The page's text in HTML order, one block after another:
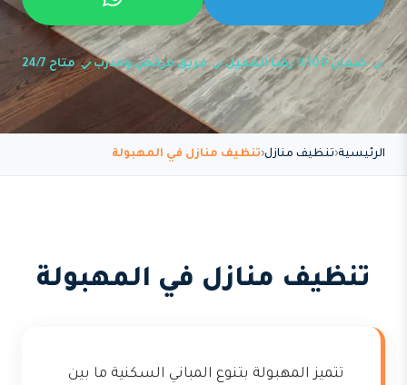
ضمان 100% رضا العميل فريق مرخص ومدرب متاح 24/7
الرئيسية تنظيف منازل تنظيف منازل في المهبولة
تنظيف منازل في المهبولة
تتميز المهبولة بتنوع المباني السكنية ما بين